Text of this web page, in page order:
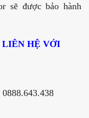
sẽ được bảo hành
HỆ VỚI